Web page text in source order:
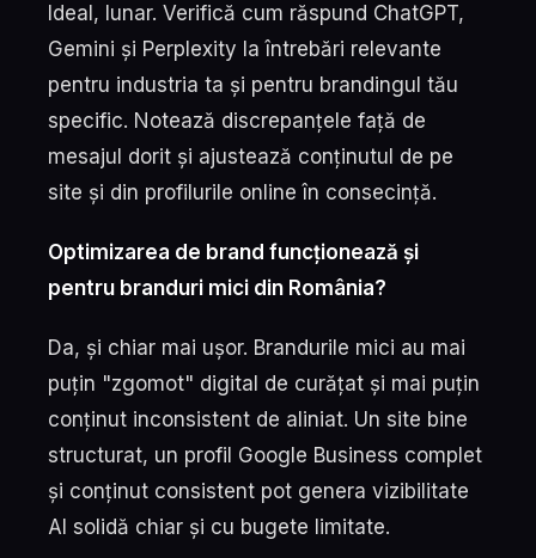
Ideal, lunar. Verifică cum răspund ChatGPT,
Gemini și Perplexity la întrebări relevante
pentru industria ta și pentru brandingul tău
specific. Notează discrepanțele față de
mesajul dorit și ajustează conținutul de pe
site și din profilurile online în consecință.
Optimizarea de brand funcționează și
pentru branduri mici din România?
Da, și chiar mai ușor. Brandurile mici au mai
puțin "zgomot" digital de curățat și mai puțin
conținut inconsistent de aliniat. Un site bine
structurat, un profil Google Business complet
și conținut consistent pot genera vizibilitate
AI solidă chiar și cu bugete limitate.